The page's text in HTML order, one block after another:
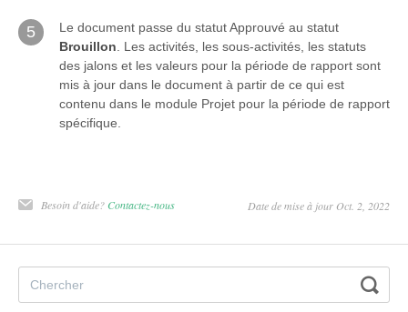
5
Le document passe du statut Approuvé au statut
Brouillon. Les activités, les sous-activités, les statuts
des jalons et les valeurs pour la période de rapport sont
mis à jour dans le document à partir de ce qui est
contenu dans le module Projet pour la période de rapport
spécifique.
Besoin d'aide? Contactez-nous Date de mise à jour Oct. 2, 2022